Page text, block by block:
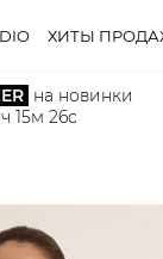
ХИТЫ
на новинки
15м 25с